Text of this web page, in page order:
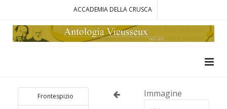
ACCADEMIA DELLA CRUSCA
Frontespizio Immagine